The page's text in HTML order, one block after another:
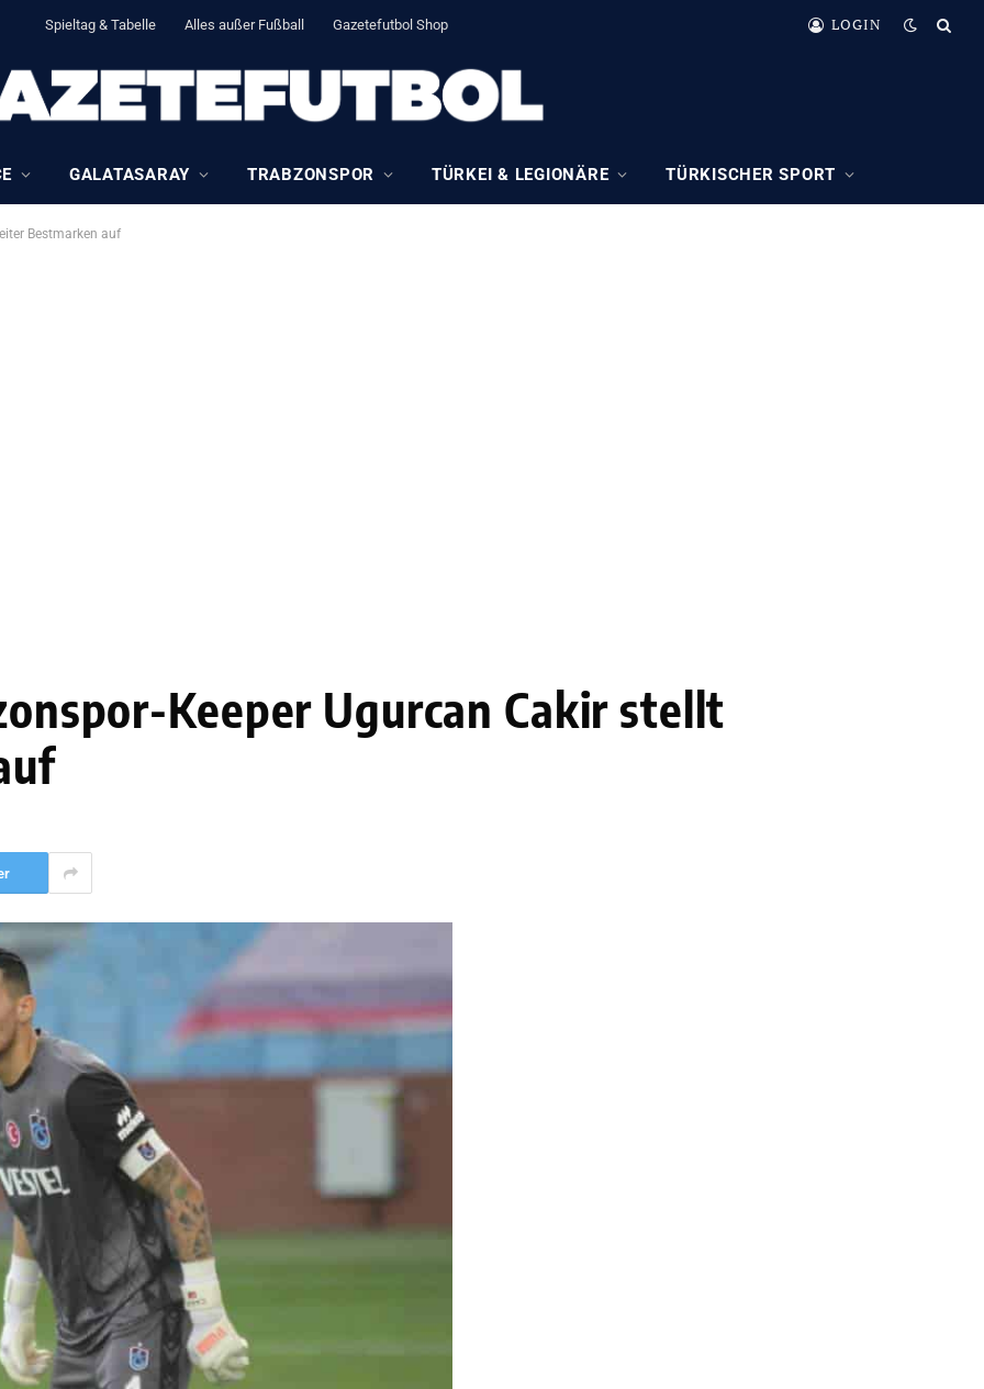
Spieltag & Tabelle Alles außer Fußball Gazetefutbol Shop LOGIN
GALATASARAY TRABZONSPOR TÜRKEI & LEGIONÄRE TÜRKISCHER SPORT
Bestmarken auf
Keeper Ugurcan Cakir stellt